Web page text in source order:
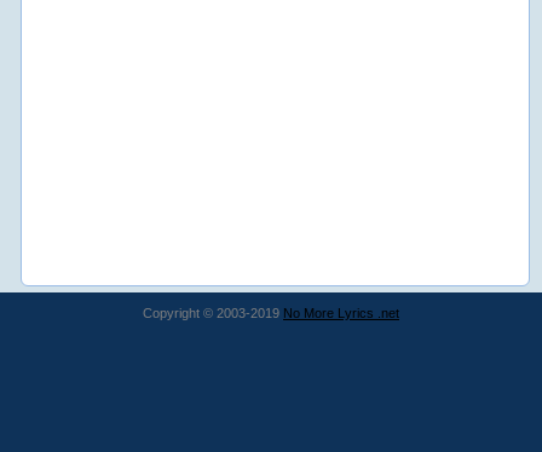
Copyright © 2003-2019 No More Lyrics .net